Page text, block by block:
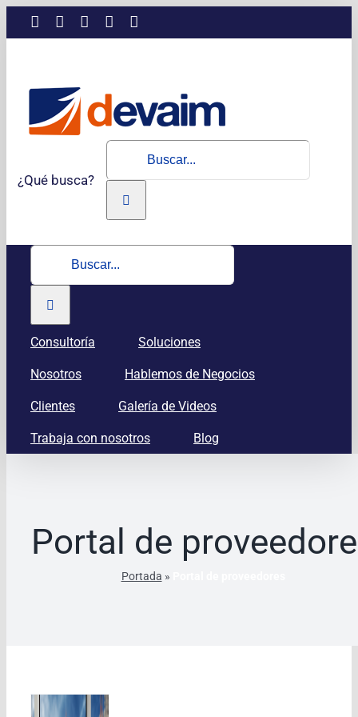
Saltar
LinkedInInstagramFacebook
¿Qué busca?
Buscar:
Buscar:
Consultoría Soluciones
Nosotros Hablemos de Negocios
Clientes Galería de Videos
Trabaja con nosotros Blog
Portal de
Portada »